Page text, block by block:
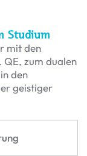
Studium
mit den
QE, zum dualen
den
geistiger